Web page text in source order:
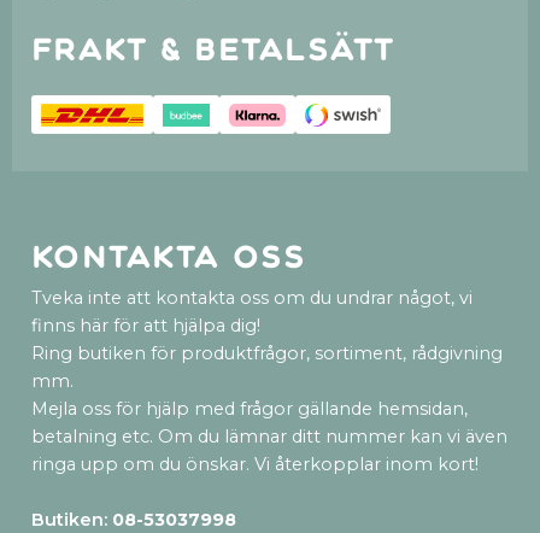
Frakt & betalsätt
Kontakta oss
Tveka inte att kontakta oss om du undrar något, vi
finns här för att hjälpa dig!
Ring butiken för produktfrågor, sortiment, rådgivning
mm.
Mejla oss för hjälp med frågor gällande hemsidan,
betalning etc. Om du lämnar ditt nummer kan vi även
ringa upp om du önskar. Vi återkopplar inom kort!
Butiken: 08-53037998